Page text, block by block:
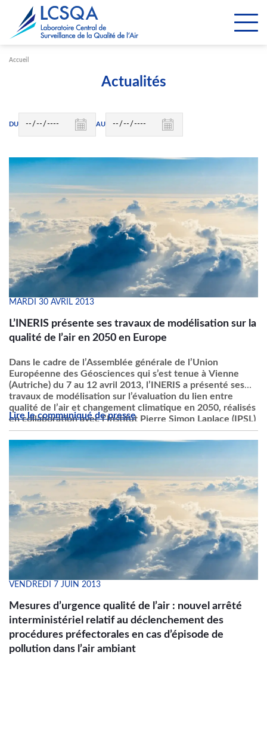
Accueil
Actualités
DU AU
MARDI 30 AVRIL 2013
L’INERIS présente ses travaux de modélisation sur la
qualité de l’air en 2050 en Europe
Dans le cadre de l’Assemblée générale de
l’Union
Européenne des Géosciences qui s’est tenue à Vienne
(Autriche) du 7 au 12 avril 2013, l’INERIS a présenté ses
travaux de modélisation sur l’évaluation du lien entre
qualité de l’air et changement climatique en 2050, réalisés
en collaborationavec l’Institut Pierre Simon Laplace (IPSL)
etl’InstitutInternationald’AnalysedesSystèmes
Appliqués(IIASA).Cestravaux viennent confirmerla
pertinence de la
miseen place depolitiques ambitieuses
de gestionde la
international, encomplémentdespolitiqueslocales, et
contexte futur
Lire lecommuniquédepresse
VENDREDI 7 JUIN 2013
Mesures d’urgence qualité de l’air : nouvel arrêté
interministériel relatif au déclenchement des
procédures préfectorales en cas d’épisode de
pollution dans l’air ambiant
Paramétrer les cookies